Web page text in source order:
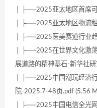
│ ├──2025亚太地区首席
│ ├──2025亚太地区物流
│ ├──2025医美赛道行业
│ ├──2025在世界文化激
展道路的精神基石-新华社
│ ├──2025中国潮玩经济
院-2025.7-48页.pdf (5.56
│ ├──2025中国电信全光